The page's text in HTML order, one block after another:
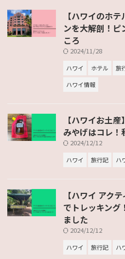
【ハワイのホ
ンを大解剖！ピ
ころ
2024/11/28
ハワイ ホテル 旅
ハワイ情報
【ハワイお土
みやげはコレ！
2024/12/12
ハワイ 旅行記 ハ
【ハワイ アク
でトレッキング
ました
2024/12/12
ハワイ 旅行記 ハ